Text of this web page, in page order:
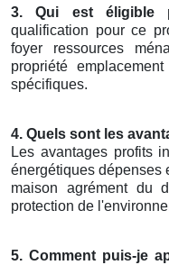
3. Qui est éligible
qualification pour ce
foyer ressources
propriété
spécifiques.
4. Quels sont les
Les avantages profits
énergétiques dépenses
maison agrément du
protection de
5. Comment puis-je